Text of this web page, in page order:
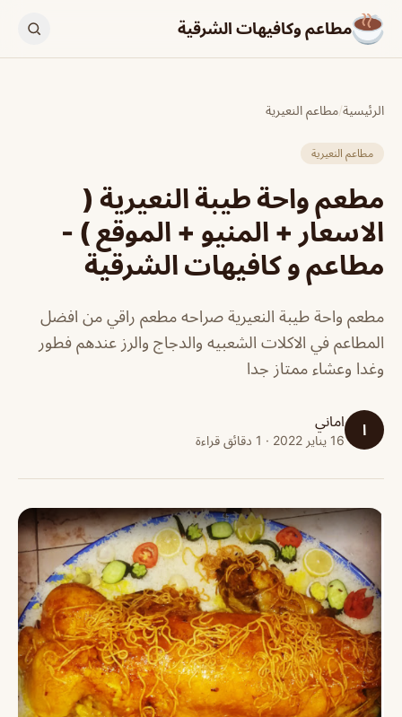
مطاعم وكافيهات الشرقية
الرئيسية/مطاعم النعيرية
مطاعم النعيرية
مطعم واحة طيبة النعيرية (
الاسعار + المنيو + الموقع ) -
مطاعم و كافيهات الشرقية
مطعم واحة طيبة النعيرية صراحه مطعم راقي من افضل
المطاعم في الاكلات الشعبيه والدجاج والرز عندهم فطور
وغدا وعشاء ممتاز جدا
ا اماني
16 يناير 2022 · 1 دقائق قراءة